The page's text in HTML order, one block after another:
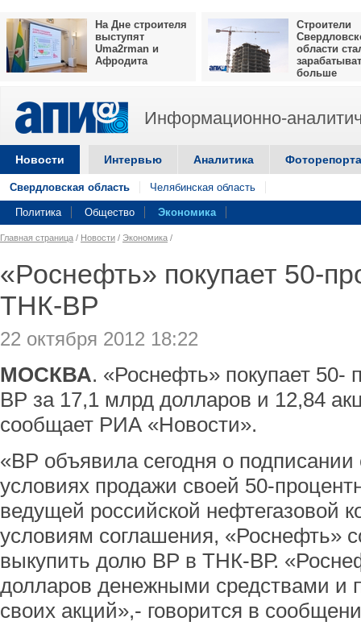
На Дне строителя
выступят
Uma2rman и
Афродита
Строители
области
больше
Информационно-
Новости Интервью Аналитика
Свердловская область Челябинская область
Политика Общество Экономика
Главная страница / Новости / Экономика /
«Роснефть» покупает 50-
ТНК-ВР
22 октября 2012 18:22
МОСКВА. «Роснефть» покупает
ВР за 17,1 млрд долларов и 12,84
сообщает РИА «Новости».
«BP объявила сегодня о
условиях продажи своей 50-
ведущей российской нефтегазовой
условиям соглашения, «Роснефть»
выкупить долю ВР в ТНК-ВР.
долларов денежными средствами и
своих акций»,- говорится в